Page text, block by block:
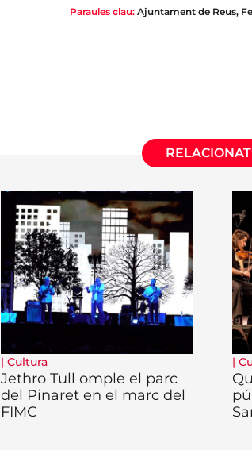
Paraules clau: Ajuntament de Reus,
| Cultura
Jethro Tull omple el parc
del Pinaret en el marc del
FIMC
|